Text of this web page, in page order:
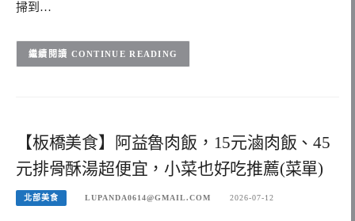
掃到…
CONTINUE READING
【板橋美食】阿益魯肉飯，15元滷肉飯、45
元排骨酥湯超便宜，小菜也好吃推薦(菜單)
北部美食 LUPANDA0614@GMAIL.COM 2026-07-12